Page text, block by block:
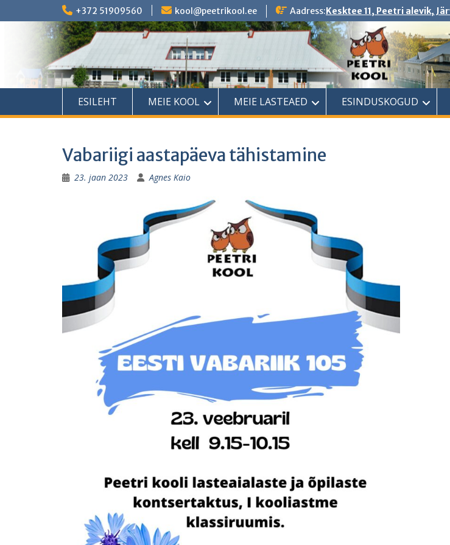
to
+372 51909560 kool@peetrikool.ee Aadress:Kesktee 11, Peetri alevik,
ESILEHT MEIE KOOL MEIE LASTEAED ESINDUSKOGUD
Vabariigi aastapäeva tähistamine
23. jaan 2023 Agnes Kaio